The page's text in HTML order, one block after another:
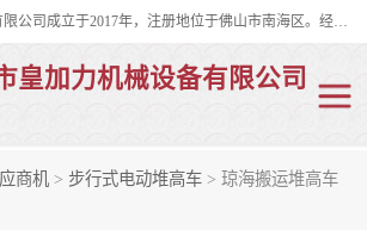
佛山市皇加力机械设备有限公司成立于2017年，注册地位于佛山市南海区。经营范围包括：其他机械设备及电子产品批发、电气设备批发、贸易代理、五金产品批发等；主要产品有：移动式登车桥、叉车装卸货平台、移动式升降机、升降货梯、油桶夹具、电动堆高车。
皇加力机械设备有限公司
商机 > 步行式电动堆高车 > 琼海搬运堆高车